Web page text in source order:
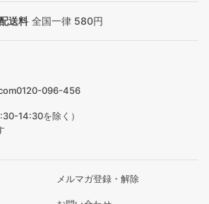
送料 全国一律 580円
0120-096-456
14:30を除く）
メルマガ登録・解除